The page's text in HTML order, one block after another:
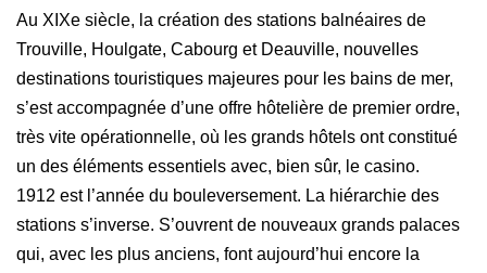
Au XIXe siècle, la création des stations balnéaires de
Trouville, Houlgate, Cabourg et Deauville, nouvelles
destinations touristiques majeures pour les bains de mer,
s’est accompagnée d’une offre hôtelière de premier ordre,
très vite opérationnelle, où les grands hôtels ont constitué
un des éléments essentiels avec, bien sûr, le casino.
1912 est l’année du bouleversement. La hiérarchie des
stations s’inverse. S’ouvrent de nouveaux grands palaces
qui, avec les plus anciens, font aujour­d’hui encore la